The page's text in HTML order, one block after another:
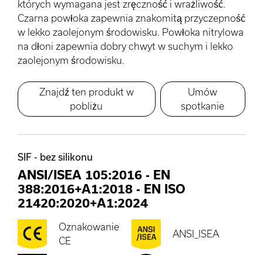
których wymagana jest zręczność i wrażliwość.
Czarna powłoka zapewnia znakomitą przyczepność
w lekko zaolejonym środowisku. Powłoka nitrylowa
na dłoni zapewnia dobry chwyt w suchym i lekko
zaolejonym środowisku.
Znajdź ten produkt w
pobliżu
Umów
spotkanie
SIF - bez silikonu
ANSI/ISEA 105:2016 - EN
388:2016+A1:2018 - EN ISO
21420:2020+A1:2024
Oznakowanie
CE
ANSI_ISEA